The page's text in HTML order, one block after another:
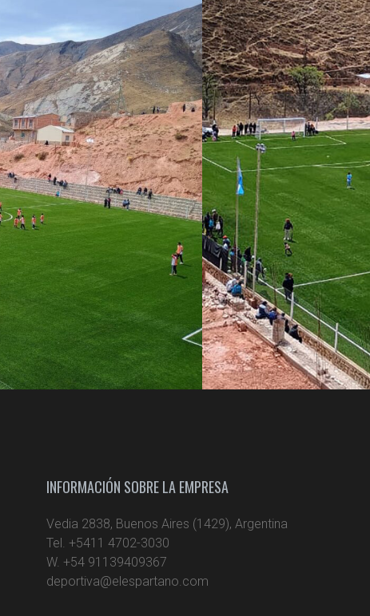
INFORMACIÓN SOBRE LA EMPRESA
Vedia 2838, Buenos Aires (1429), Argentina
Tel. +5411 4702-3030
W. +54 91139409367
deportiva@elespartano.com